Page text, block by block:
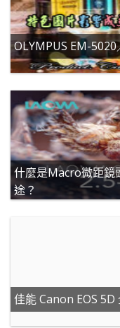
OLYMPUS EM-
什麼是Macro微距鏡
途？
佳能 Canon EOS